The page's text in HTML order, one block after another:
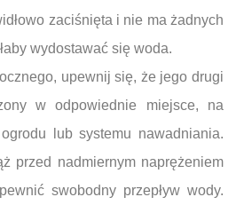
zaciśnięta i nie ma żadnych
wydostawać się woda.
upewnij się, że jego drugi
w odpowiednie miejsce, na
lub systemu nawadniania.
przed nadmiernym naprężeniem
swobodny przepływ wody.